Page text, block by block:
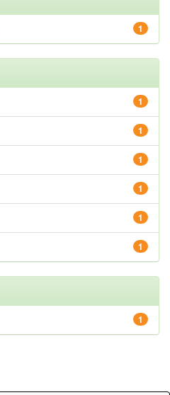
1
1
1
1
1
1
1
1